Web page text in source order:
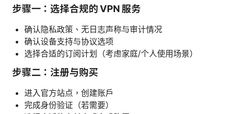
步骤一：选择合规的 VPN 服务
确认隐私政策、无日志声称与审计情况
确认设备支持与协议选项
选择合适的订阅计划（考虑家庭/个人使用场景）
步骤二：注册与购买
进入官方站点，创建账户
完成身份验证（若需要）